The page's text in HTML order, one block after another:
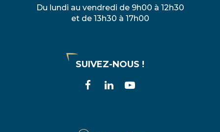
Du lundi au vendredi de 9h00 à 12h30
et de 13h30 à 17h00
SUIVEZ-NOUS !
Lien
Lien